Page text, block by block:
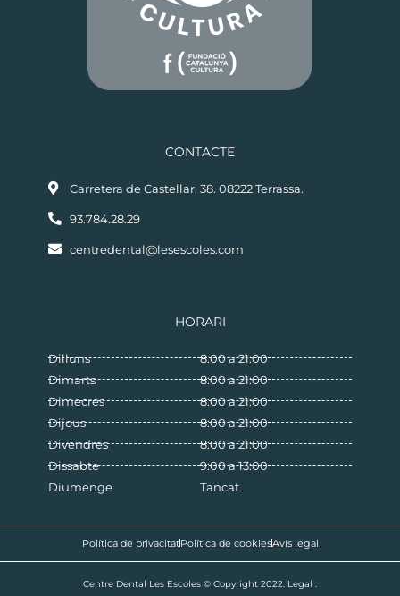
CONTACTE
Carretera de Castellar, 38. 08222 Terrassa.
93.784.28.29
centredental@lesescoles.com
HORARI
Dilluns
Dimarts
Dimecres
Dijous
Divendres
Dissabte
Diumenge
8:00 a 21:00
8:00 a 21:00
8:00 a 21:00
8:00 a 21:00
8:00 a 21:00
9:00 a 13:00
Tancat
Política de privacitatPolítica de cookiesAvís legal
Centre Dental Les Escoles © Copyright 2022. Legal .